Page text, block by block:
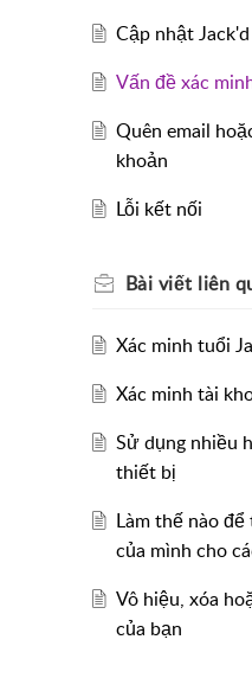
Cập nhật
Vấn đề xác
Quên email
khoản
Lỗi kết nối
Bài viết liên
Xác minh tuổi
Xác minh tài
Sử dụng nhiều
thiết bị
Làm thế nào
của mình cho
Vô hiệu, xóa
của bạn